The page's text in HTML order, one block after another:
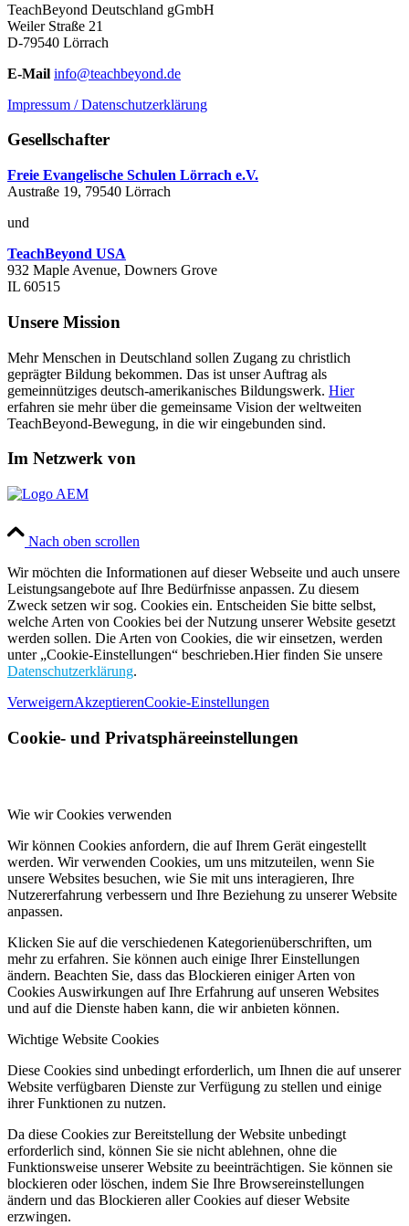
TeachBeyond Deutschland gGmbH
Weiler Straße 21
D-79540 Lörrach
E-Mail info@teachbeyond.de
Impressum / Datenschutzerklärung
Gesellschafter
Freie Evangelische Schulen Lörrach e.V.
Austraße 19, 79540 Lörrach
und
TeachBeyond USA
932 Maple Avenue, Downers Grove
IL 60515
Unsere Mission
Mehr Menschen in Deutschland sollen Zugang zu christlich
geprägter Bildung bekommen. Das ist unser Auftrag als
gemeinnütziges deutsch-amerikanisches Bildungswerk. Hier
erfahren sie mehr über die gemeinsame Vision der weltweiten
TeachBeyond-Bewegung, in die wir eingebunden sind.
Im Netzwerk von
Nach oben scrollen
Wir möchten die Informationen auf dieser Webseite und auch unsere
Leistungsangebote auf Ihre Bedürfnisse anpassen. Zu diesem
Zweck setzen wir sog. Cookies ein. Entscheiden Sie bitte selbst,
welche Arten von Cookies bei der Nutzung unserer Website gesetzt
werden sollen. Die Arten von Cookies, die wir einsetzen, werden
unter „Cookie-Einstellungen“ beschrieben.Hier finden Sie unsere
Datenschutzerklärung.
VerweigernAkzeptierenCookie-Einstellungen
Cookie- und Privatsphäreeinstellungen
Wie wir Cookies verwenden
Wir können Cookies anfordern, die auf Ihrem Gerät eingestellt
werden. Wir verwenden Cookies, um uns mitzuteilen, wenn Sie
unsere Websites besuchen, wie Sie mit uns interagieren, Ihre
Nutzererfahrung verbessern und Ihre Beziehung zu unserer Website
anpassen.
Klicken Sie auf die verschiedenen Kategorienüberschriften, um
mehr zu erfahren. Sie können auch einige Ihrer Einstellungen
ändern. Beachten Sie, dass das Blockieren einiger Arten von
Cookies Auswirkungen auf Ihre Erfahrung auf unseren Websites
und auf die Dienste haben kann, die wir anbieten können.
Wichtige Website Cookies
Diese Cookies sind unbedingt erforderlich, um Ihnen die auf unserer
Website verfügbaren Dienste zur Verfügung zu stellen und einige
ihrer Funktionen zu nutzen.
Da diese Cookies zur Bereitstellung der Website unbedingt
erforderlich sind, können Sie sie nicht ablehnen, ohne die
Funktionsweise unserer Website zu beeinträchtigen. Sie können sie
blockieren oder löschen, indem Sie Ihre Browsereinstellungen
ändern und das Blockieren aller Cookies auf dieser Website
erzwingen.